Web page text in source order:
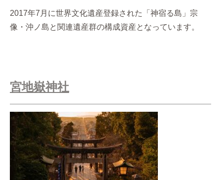
2017年7月に世界文化遺産登録された「神宿る島」宗
像・沖ノ島と関連遺産群の構成資産となっています。
宮地嶽神社